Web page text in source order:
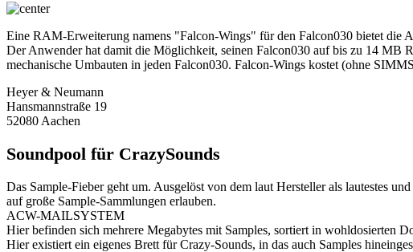
Eine RAM-Erweiterung namens "Falcon-Wings" für den Falcon030 bietet die
Der Anwender hat damit die Möglichkeit, seinen Falcon030 auf bis zu 14
mechanische Umbauten in jeden Falcon030. Falcon-Wings kostet (ohne
Heyer & Neumann
Hansmannstraße 19
52080 Aachen
Soundpool für CrazySounds
Das Sample-Fieber geht um. Ausgelöst von dem laut Hersteller als lautestes
auf große Sample-Sammlungen erlauben.
ACW-MAILSYSTEM
Hier befinden sich mehrere Megabytes mit Samples, sortiert in wohldosierten
Hier existiert ein eigenes Brett für Crazy-Sounds, in das auch Samples